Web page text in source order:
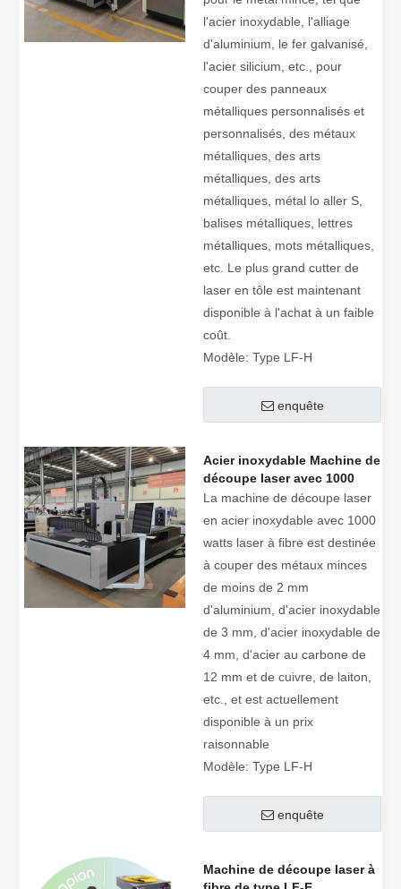
l'acier inoxydable, l'alliage
d'aluminium, le fer galvanisé,
l'acier silicium, etc., pour
couper des panneaux
métalliques personnalisés et
personnalisés, des métaux
métalliques, des arts
métalliques, des arts
métalliques, métal lo aller S,
balises métalliques, lettres
métalliques, mots métalliques,
etc. Le plus grand cutter de
laser en tôle est maintenant
disponible à l'achat à un faible
coût.
Modèle: Type LF-H
enquête
Acier inoxydable Machine de
découpe laser avec 1000
watts Fibre laser à vendre
La machine de découpe laser
en acier inoxydable avec 1000
watts laser à fibre est destinée
à couper des métaux minces
de moins de 2 mm
d'aluminium, d'acier inoxydable
de 3 mm, d'acier inoxydable de
4 mm, d'acier au carbone de
12 mm et de cuivre, de laiton,
etc., et est actuellement
disponible à un prix
raisonnable
Modèle: Type LF-H
enquête
Machine de découpe laser à